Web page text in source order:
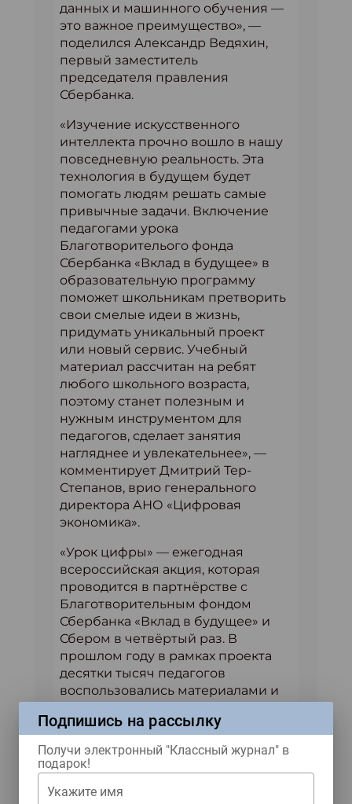
данных и машинного обучения —
это важное преимущество», —
поделился Александр Ведяхин,
первый заместитель
председателя правления
Сбербанка.
«Изучение искусственного
интеллекта прочно вошло в нашу
повседневную реальность. Эта
технология в будущем будет
помогать людям решать самые
привычные задачи. Включение
педагогами урока
Благотворителього фонда
Сбербанка «Вклад в будущее» в
образовательную программу
поможет школьникам претворить
свои смелые идеи в жизнь,
придумать уникальный проект
или новый сервис. Учебный
материал рассчитан на ребят
любого школьного возраста,
поэтому станет полезным и
нужным инструментом для
педагогов, сделает занятия
нагляднее и увлекательнее», —
комментирует Дмитрий Тер-
Степанов, врио генерального
директора АНО «Цифровая
экономика».
«Урок цифры» — ежегодная
всероссийская акция, которая
проводится в партнёрстве с
Благотворительным фондом
Сбербанка «Вклад в будущее» и
Сбером в четвёртый раз. В
прошлом году в рамках проекта
десятки тысяч педагогов
воспользовались материалами и
интеллект в образовании». «Урок
цифры» прошли более 3,5 млн раз
школьники с 1-го по 11-й класс,
педагоги и родители по всему
миру. Проект длился 20 дней и
Подпишись на рассылку
Получи электронный "Классный журнал" в
подарок!
Укажите имя